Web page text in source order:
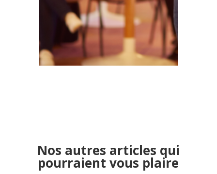
Nos autres articles qui
pourraient vous plaire